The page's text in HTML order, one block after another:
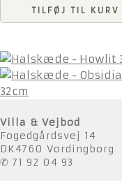
TILFØJ TIL KURV
32cm
Villa & Vejbod
Fogedgårdsvej 14
DK4760 Vordingborg
✆ 71 92 04 93